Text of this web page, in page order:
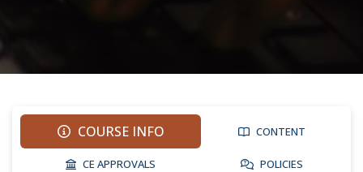
COURSE INFO CONTENT
CE APPROVALS POLICIES